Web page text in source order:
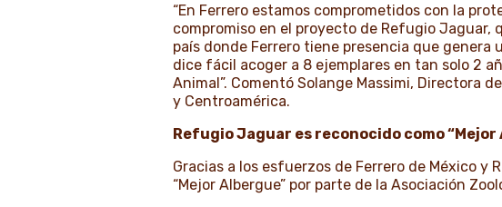
“En Ferrero estamos comprometidos con la
compromiso en el proyecto de Refugio Jaguar,
país donde Ferrero tiene presencia que
dice fácil acoger a 8 ejemplares en tan solo 2
Animal”. Comentó Solange Massimi, Directora
y Centroamérica.
Refugio Jaguar es reconocido como “Mejor
Gracias a los esfuerzos de Ferrero de México
“Mejor Albergue” por parte de la Asociación